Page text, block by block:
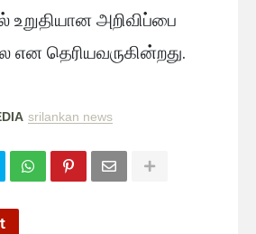
உறுதியான அறிவிப்பை
என தெரியவருகின்றது.
srilankan news